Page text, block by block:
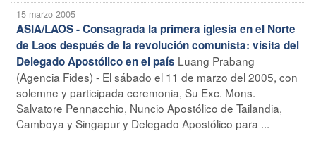
15 marzo 2005
ASIA/LAOS - Consagrada la primera iglesia en el Norte
de Laos después de la revolución comunista: visita del
Delegado Apostólico en el país Luang Prabang
(Agencia Fides) - El sábado el 11 de marzo del 2005, con
solemne y participada ceremonia, Su Exc. Mons.
Salvatore Pennacchio, Nuncio Apostólico de Tailandia,
Camboya y Singapur y Delegado Apostólico para ...